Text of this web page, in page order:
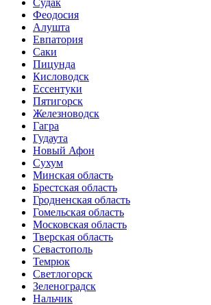
Феодосия
Алушта
Евпатория
Саки
Пицунда
Кисловодск
Ессентуки
Пятигорск
Железноводск
Гагра
Гудаута
Новый Афон
Сухум
Минская область
Брестская область
Гродненская область
Гомельская область
Московская область
Тверская область
Севастополь
Темрюк
Светлогорск
Зеленоградск
Нальчик